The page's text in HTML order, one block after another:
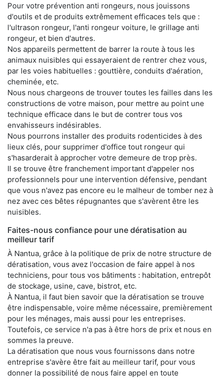
Pour votre prévention anti rongeurs, nous jouissons
d'outils et de produits extrêmement efficaces tels que :
l'ultrason rongeur, l'anti rongeur voiture, le grillage anti
rongeur, et bien d'autres.
Nos appareils permettent de barrer la route à tous les
animaux nuisibles qui essayeraient de rentrer chez vous,
par les voies habituelles : gouttière, conduits d'aération,
cheminée, etc.
Nous nous chargeons de trouver toutes les failles dans les
constructions de votre maison, pour mettre au point une
technique efficace dans le but de contrer tous vos
envahisseurs indésirables.
Nous pourrons installer des produits rodenticides à des
lieux clés, pour supprimer d'office tout rongeur qui
s'hasarderait à approcher votre demeure de trop près.
Il se trouve être franchement important d'appeler nos
professionnels pour une intervention défensive, pendant
que vous n'avez pas encore eu le malheur de tomber nez à
nez avec ces bêtes répugnantes que s'avèrent être les
nuisibles.
Faites-nous confiance pour une dératisation au
meilleur tarif
À Nantua, grâce à la politique de prix de notre structure de
dératisation, vous avez l'occasion de faire appel à nos
techniciens, pour tous vos bâtiments : habitation, entrepôt
de stockage, usine, cave, bistrot, etc.
À Nantua, il faut bien savoir que la dératisation se trouve
être indispensable, voire même nécessaire, premièrement
pour les ménages, mais aussi pour les entreprises.
Toutefois, ce service n'a pas à être hors de prix et nous en
sommes la preuve.
La dératisation que nous vous fournissons dans notre
entreprise s'avère être fait au meilleur tarif, pour vous
donner la possibilité de nous faire appel en toute